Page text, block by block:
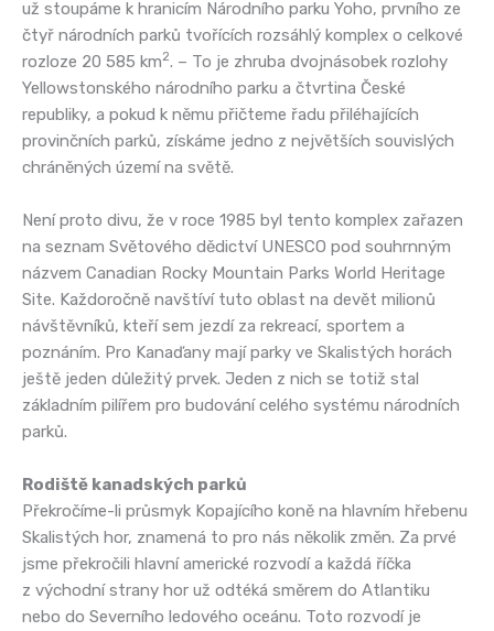
už stoupáme k hranicím Národního parku Yoho, prvního ze
čtyř národních parků tvořících rozsáhlý komplex o celkové
rozloze 20 585 km2. – To je zhruba dvojnásobek rozlohy
Yellowstonského národního parku a čtvrtina České
republiky, a pokud k němu přičteme řadu přiléhajících
provinčních parků, získáme jedno z největších souvislých
chráněných území na světě.
Není proto divu, že v roce 1985 byl tento komplex zařazen
na seznam Světového dědictví UNESCO pod souhrnným
názvem Canadian Rocky Mountain Parks World Heritage
Site. Každoročně navštíví tuto oblast na devět milionů
návštěvníků, kteří sem jezdí za rekreací, sportem a
poznáním. Pro Kanaďany mají parky ve Skalistých horách
ještě jeden důležitý prvek. Jeden z nich se totiž stal
základním pilířem pro budování celého systému národních
parků.
Rodiště kanadských parků
Překročíme-li průsmyk Kopajícího koně na hlavním hřebenu
Skalistých hor, znamená to pro nás několik změn. Za prvé
jsme překročili hlavní americké rozvodí a každá říčka
z východní strany hor už odtéká směrem do Atlantiku
nebo do Severního ledového oceánu. Toto rozvodí je